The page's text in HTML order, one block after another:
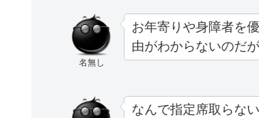
名無し
お年寄りや身障者を
由がわからないのだが
なんで指定席取らな